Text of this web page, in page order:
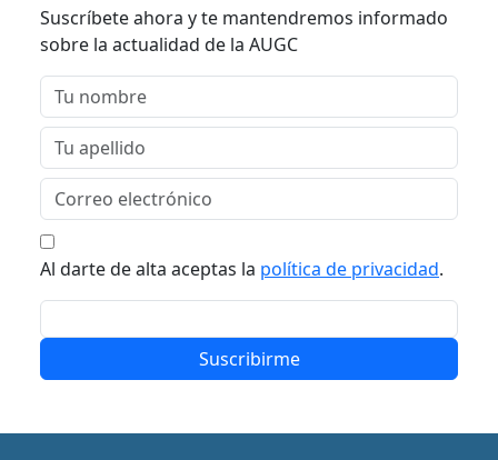
Suscríbete ahora y te mantendremos informado
sobre la actualidad de la AUGC
Al darte de alta aceptas la política de privacidad.
Suscribirme